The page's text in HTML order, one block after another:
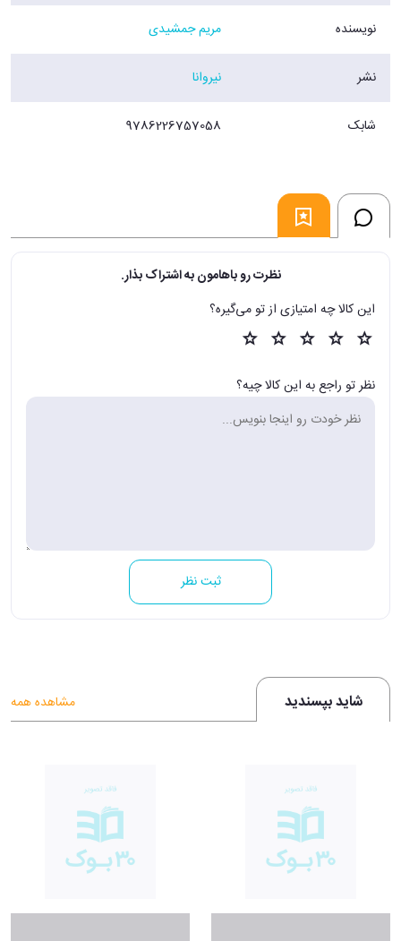
نویسنده مریم جمشیدی
نشر نیروانا
شابک 9786226757058
نظرت رو باهامون به اشتراک بذار.
این کالا چه امتیازی از تو می‌گیره؟
نظر تو راجع به این کالا چیه؟
ثبت نظر
شاید بپسندید مشاهده همه